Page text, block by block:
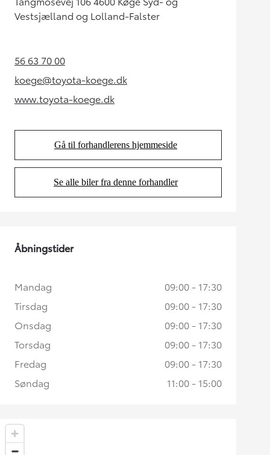
Vestsjælland og Lolland-Falster
56 63 70 00(Opens in new tab)
koege@toyota-koege.dk
(Opens in new tab)
www.toyota-koege.dk
(Opens in new tab)
Gå til forhandlerens hjemmeside
(Opens in new tab)
Se alle biler fra denne forhandler
(Opens in new tab)
Åbningstider
Mandag
09:00 - 17:30
Tirsdag
09:00 - 17:30
Onsdag
09:00 - 17:30
Torsdag
09:00 - 17:30
Fredag
09:00 - 17:30
Søndag
11:00 - 15:00